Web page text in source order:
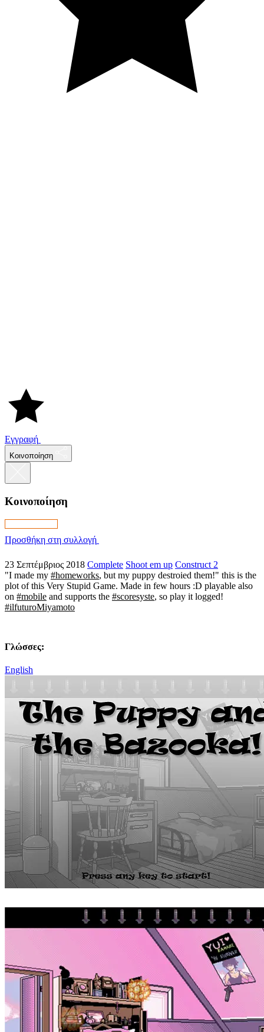
Εγγραφή
Κοινοποίηση
Κοινοποίηση
Προσθήκη στη συλλογή
23 Σεπτέμβριος 2018 Complete Shoot em up Construct 2
"I made my #homeworks, but my puppy destroied them!" this is the
plot of this Very Stupid Game. Made in few hours :D playable also
on #mobile and supports the #scoresyste, so play it logged!
#ilfuturoMiyamoto
Γλώσσες:
English